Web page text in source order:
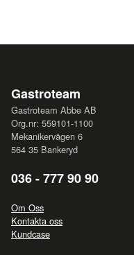
Gastroteam
Gastroteam Abbe AB
Org.nr: 559101-1100
Mekanikervägen 6
564 35 Bankeryd
036 - 777 90 90
Om Oss
Kontakta oss
Kundcase